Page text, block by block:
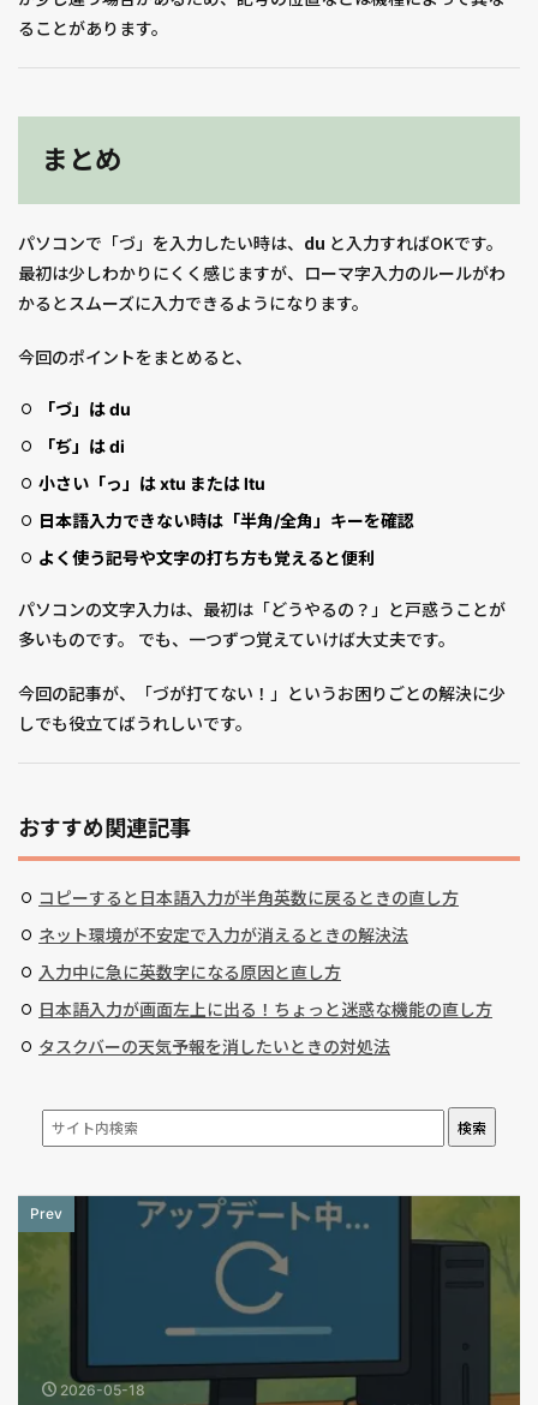
ることがあります。
まとめ
パソコンで「づ」を入力したい時は、 du と入力すればOKです。
最初は少しわかりにくく感じますが、ローマ字入力のルールがわ
かるとスムーズに入力できるようになります。
今回のポイントをまとめると、
「づ」は du
「ぢ」は di
小さい「っ」は xtu または ltu
日本語入力できない時は「半角/全角」キーを確認
よく使う記号や文字の打ち方も覚えると便利
パソコンの文字入力は、最初は「どうやるの？」と戸惑うことが
多いものです。 でも、一つずつ覚えていけば大丈夫です。
今回の記事が、「づが打てない！」というお困りごとの解決に少
しでも役立てばうれしいです。
おすすめ関連記事
コピーすると日本語入力が半角英数に戻るときの直し方
ネット環境が不安定で入力が消えるときの解決法
入力中に急に英数字になる原因と直し方
日本語入力が画面左上に出る！ちょっと迷惑な機能の直し方
タスクバーの天気予報を消したいときの対処法
検索
Prev
2026-05-18